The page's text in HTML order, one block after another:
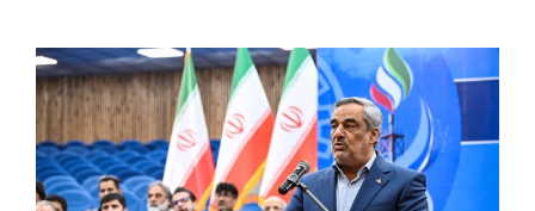
View
Larger
Image